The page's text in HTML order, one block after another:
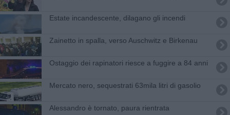
Estate incandescente, dilagano gli incendi
Zainetto in spalla, verso Auschwitz e Birkenau
Ostaggio dei rapinatori riesce a fuggire a 84 anni
Mercato nero, sequestrati 63mila litri di gasolio
Alessandro è tornato, paura rientrata